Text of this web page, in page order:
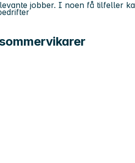
jobber. I noen få tilfeller